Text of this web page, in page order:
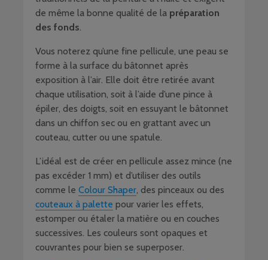
de même la bonne qualité de la préparation
des fonds
Vous noterez qu’une fine pellicule, une peau se
forme à la surface du bâtonnet après
exposition à l’air. Elle doit être retirée avant
chaque utilisation, soit à l’aide d’une pince à
épiler, des doigts, soit en essuyant le bâtonnet
dans un chiffon sec ou en grattant avec un
couteau, cutter ou une spatule.
L’idéal est de créer en pellicule assez mince (ne
pas excéder 1 mm) et d’utiliser des outils
comme le Colour Shaper , des pinceaux ou des
couteaux à palette pour varier les effets,
estomper ou étaler la matière ou en couches
successives. Les couleurs sont opaques et
couvrantes pour bien se superposer.